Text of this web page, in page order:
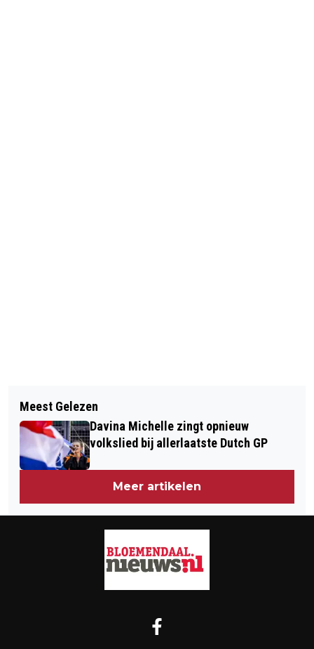
GEMEENTEN KENNEMERLAND
LEVEREN PLAN OPVANG
ASIELZOEKERS AAN PROVINCIE
NOORD-HOLLAND
MICHEL ROG OFFICIEEL
GEÏNSTALLEERD ALS NIEUWE
BURGEMEESTER VAN BLOEMENDAAL
Meest Gelezen
Davina Michelle zingt opnieuw
volkslied bij allerlaatste Dutch GP
Meer artikelen